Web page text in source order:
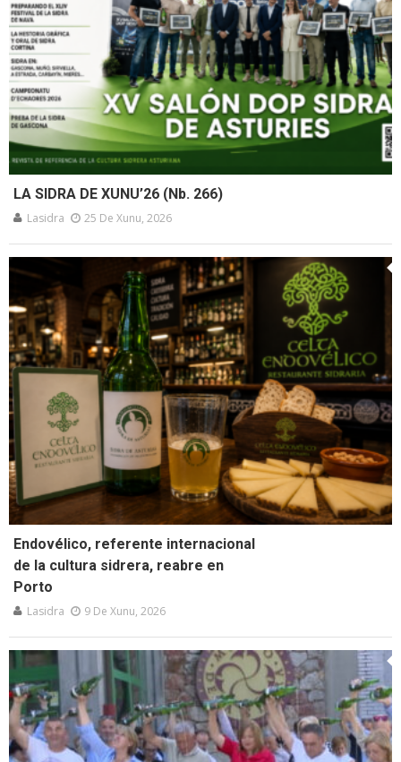
LA SIDRA DE XUNU’26 (Nb. 266)
Lasidra 25 De Xunu, 2026
Endovélico, referente internacional
de la cultura sidrera, reabre en
Porto
Lasidra 9 De Xunu, 2026